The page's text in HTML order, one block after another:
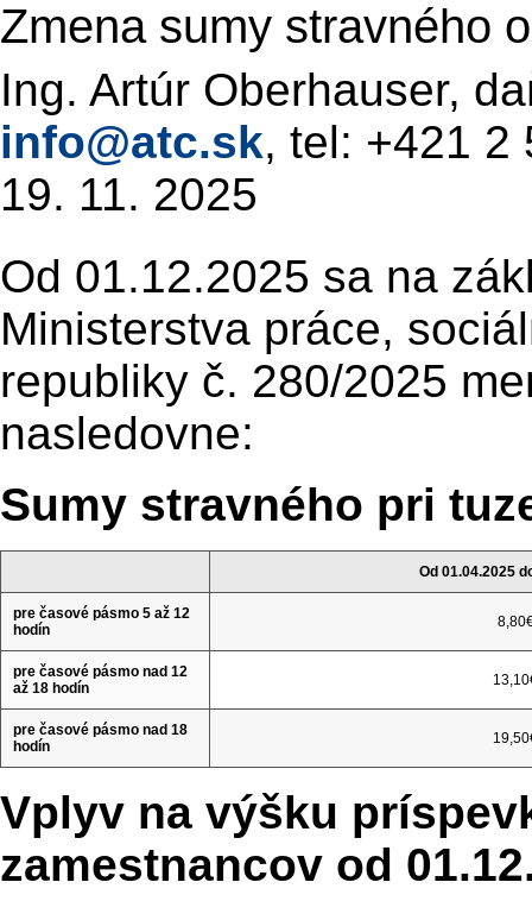
Zmena sumy stravného
Ing. Artúr Oberhauser,
info@atc.sk, tel: +421 2
19. 11. 2025
Od 01.12.2025 sa na
Ministerstva práce,
republiky č. 280/2025
nasledovne:
Sumy stravného pri
Od 01.04.2025
pre časové pásmo 5 až 12
hodín
pre časové pásmo nad 12
až 18 hodín
pre časové pásmo nad 18
hodín
Vplyv na výšku
zamestnancov od